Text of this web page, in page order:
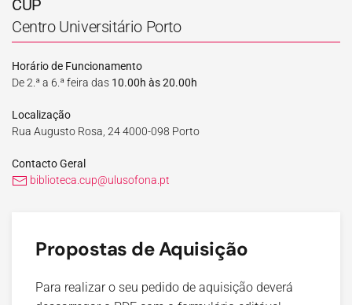
CUP
Centro Universitário Porto
Horário de Funcionamento
De 2.ª a 6.ª feira das 10.00h às 20.00h
Localização
Rua Augusto Rosa, 24 4000-098 Porto
Contacto Geral
biblioteca.cup@ulusofona.pt
Propostas de Aquisição
Para realizar o seu pedido de aquisição deverá